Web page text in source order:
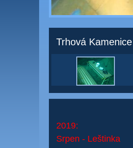
Trhová Kamenice
2019:
Srpen - Leštinka